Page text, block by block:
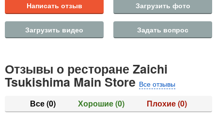
Написать отзыв Загрузить фото
Загрузить видео Задать вопрос
Отзывы о ресторане Zaichi
Tsukishima Main Store Все отзывы
Все(0) Хорошие(0) Плохие(0)